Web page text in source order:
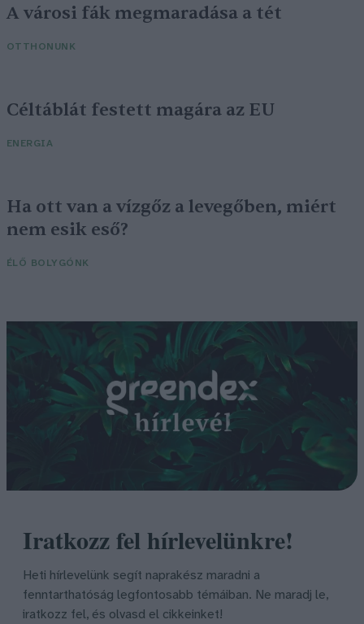
A városi fák megmaradása a tét
OTTHONUNK
Céltáblát festett magára az EU
ENERGIA
Ha ott van a vízgőz a levegőben, miért
nem esik eső?
ÉLŐ BOLYGÓNK
Iratkozz fel hírlevelünkre!
Heti hírlevelünk segít naprakész maradni a
fenntarthatóság legfontosabb témáiban. Ne maradj le,
iratkozz fel, és olvasd el cikkeinket!